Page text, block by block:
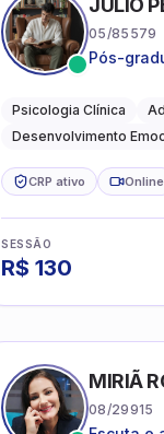
JULIO
05/85579
Pós-
Psicologia Clínica
Desenvolvimento
CRP ativo Online
SESSÃO
R$ 130
MIRIÃ
08/29915